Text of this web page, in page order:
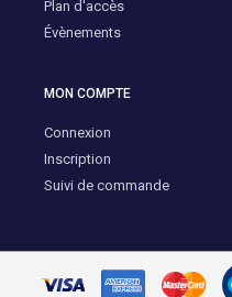
Plan d'accès
Évènements
MON COMPTE
Connexion
Inscription
Suivi de commande